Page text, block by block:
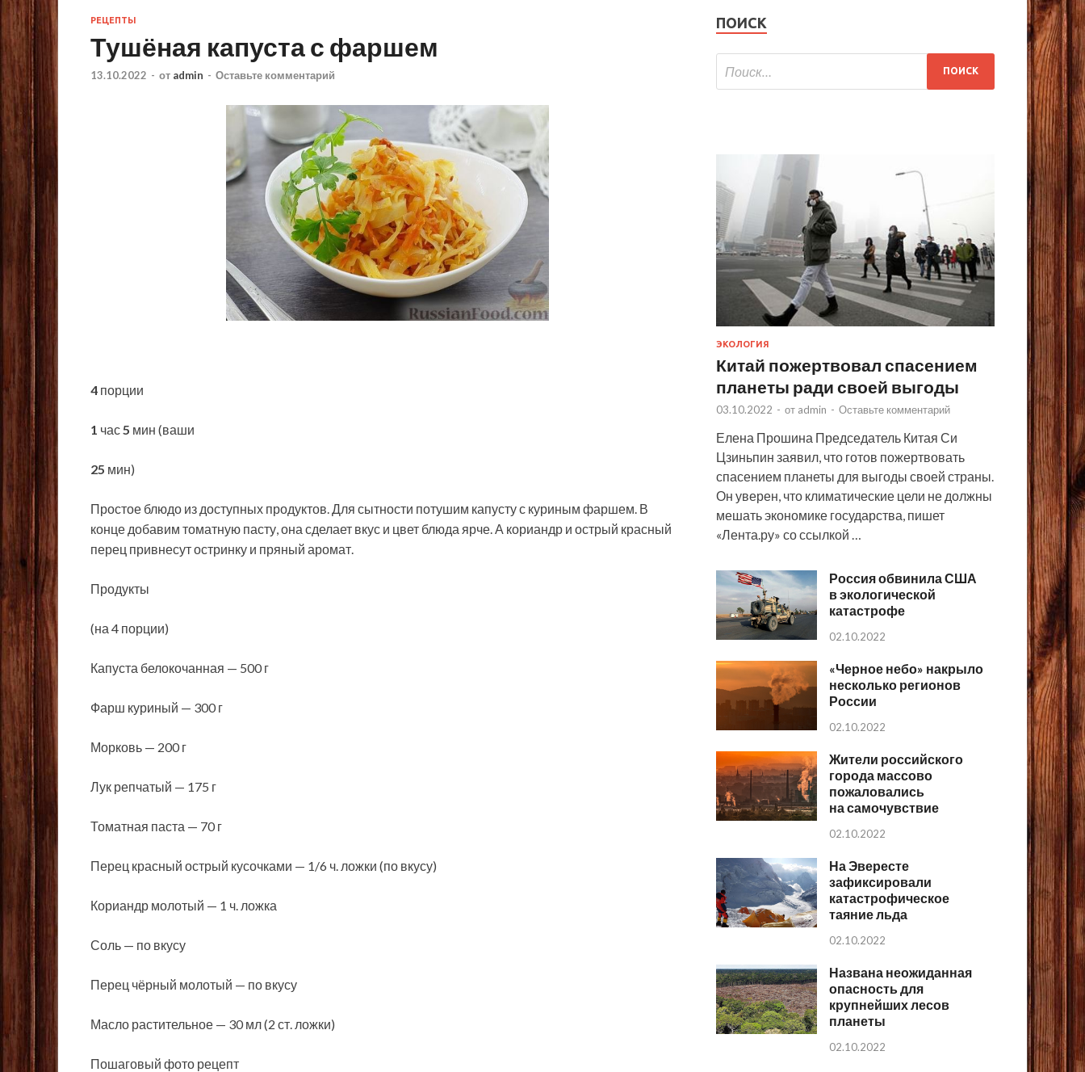
РЕЦЕПТЫ
Тушёная капуста с фаршем
13.10.2022 - от admin - Оставьте комментарий
4 порции
1 час5 мин (ваши
25 мин)
Простое блюдо из доступных продуктов. Для сытности потушим капусту с куриным фаршем. В
конце добавим томатную пасту, она сделает вкус и цвет блюда ярче. А кориандр и острый красный
перец привнесут остринку и пряный аромат.
Продукты
(на 4 порции)
Капуста белокочанная — 500 г
Фарш куриный — 300 г
Морковь — 200 г
Лук репчатый — 175 г
Томатная паста — 70 г
Перец красный острый кусочками — 1/6 ч. ложки (по вкусу)
Кориандр молотый — 1 ч. ложка
Соль — по вкусу
Перец чёрный молотый — по вкусу
Масло растительное — 30 мл (2 ст. ложки)
Пошаговый фото рецепт
ПОИСК
ЭКОЛОГИЯ
Китай пожертвовал спасением
планеты ради своей выгоды
03.10.2022 - от admin - Оставьте комментарий
Елена Прошина Председатель Китая Си
Цзиньпин заявил, что готов пожертвовать
спасением планеты для выгоды своей страны.
Он уверен, что климатические цели не должны
мешать экономике государства, пишет
«Лента.ру» со ссылкой …
Россия обвинила США
в экологической
катастрофе
02.10.2022
«Черное небо» накрыло
несколько регионов
России
02.10.2022
Жители российского
города массово
пожаловались
на самочувствие
02.10.2022
На Эвересте
зафиксировали
катастрофическое
таяние льда
02.10.2022
Названа неожиданная
опасность для
крупнейших лесов
планеты
02.10.2022